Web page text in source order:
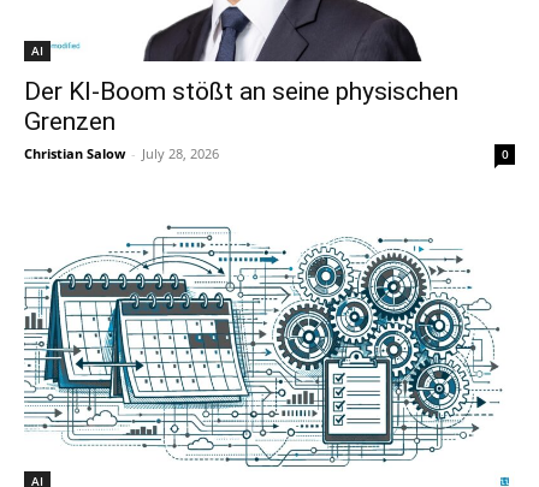
AI
Der KI-Boom stößt an seine physischen
Grenzen
Christian Salow - July 28, 2026 0
AI